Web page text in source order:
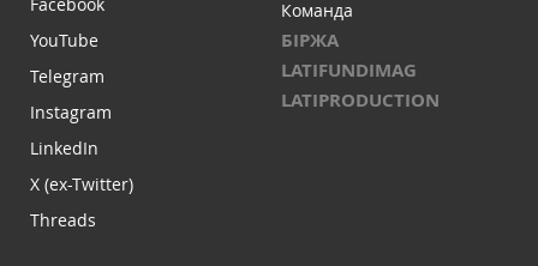
Facebook
YouTube
Telegram
Instagram
LinkedIn
X (ex-Twitter)
Threads
Команда
БІРЖА
LATIFUNDIMAG
LATIPRODUCTION